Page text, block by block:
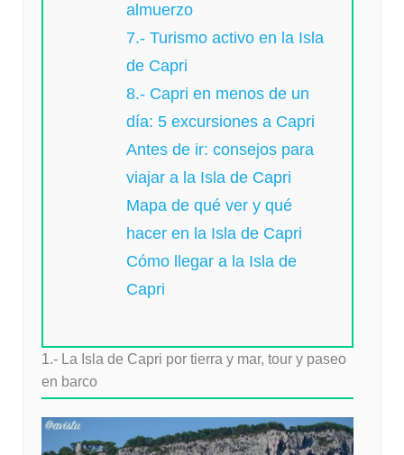
almuerzo
7.- Turismo activo en la Isla
de Capri
8.- Capri en menos de un
día: 5 excursiones a Capri
Antes de ir: consejos para
viajar a la Isla de Capri
Mapa de qué ver y qué
hacer en la Isla de Capri
Cómo llegar a la Isla de
Capri
1.- La Isla de Capri por tierra y mar, tour y paseo
en barco